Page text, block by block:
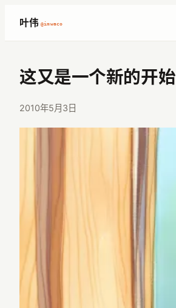
内
叶伟 @imwaco
这又是一个新的开始
2010年5月3日